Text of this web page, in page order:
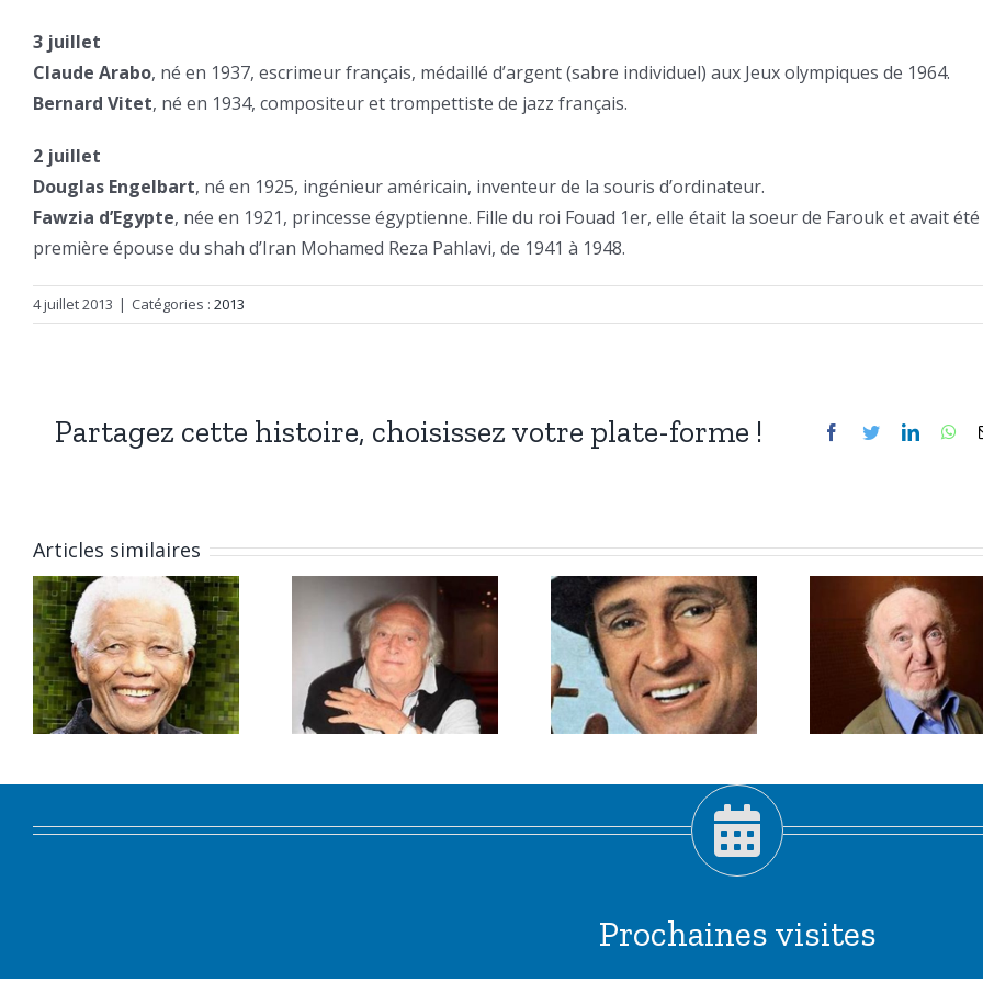
3 juillet
Claude Arabo, né en 1937, escrimeur français, médaillé d’argent (sabre individuel) aux Jeux olympiques de 1964.
Bernard Vitet, né en 1934, compositeur et trompettiste de jazz français.
2 juillet
Douglas Engelbart, né en 1925, ingénieur américain, inventeur de la souris d’ordinateur.
Fawzia d’Egypte, née en 1921, princesse égyptienne. Fille du roi Fouad 1er, elle était la soeur de Farouk et avait été
première épouse du shah d’Iran Mohamed Reza Pahlavi, de 1941 à 1948.
4 juillet 2013 | Catégories : 2013
Partagez cette histoire, choisissez votre plate-forme ! Facebook
TwitterLinkedIn
Articles similaires
Novembre
2013
Octobre
2013
Septembre
2013
Prochaines visites